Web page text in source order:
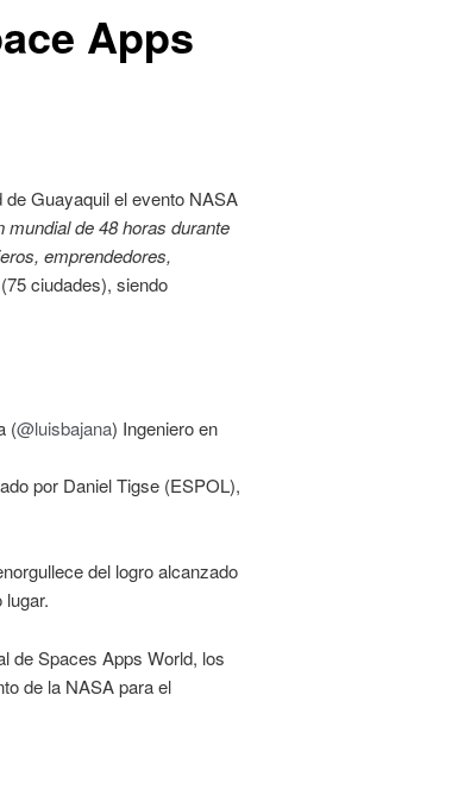
Apps
Guayaquil el evento NASA
mundial de 48 horas durante
emprendedores,
ciudades), siendo
(@luisbajana) Ingeniero en
por Daniel Tigse (ESPOL),
del logro alcanzado
de Spaces Apps World, los
de la NASA para el